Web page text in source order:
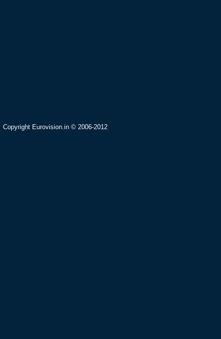
Copyright Eurovision.in © 2006-2012